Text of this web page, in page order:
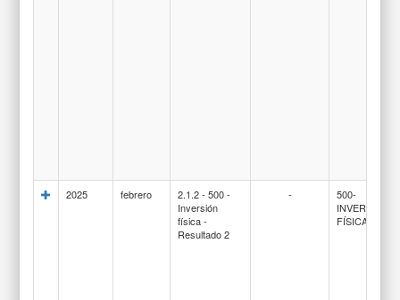
2025 febrero
2.1.2 - 500 -
Inversión
física -
Resultado 2
-
500-
INVERSION
FÍSICA